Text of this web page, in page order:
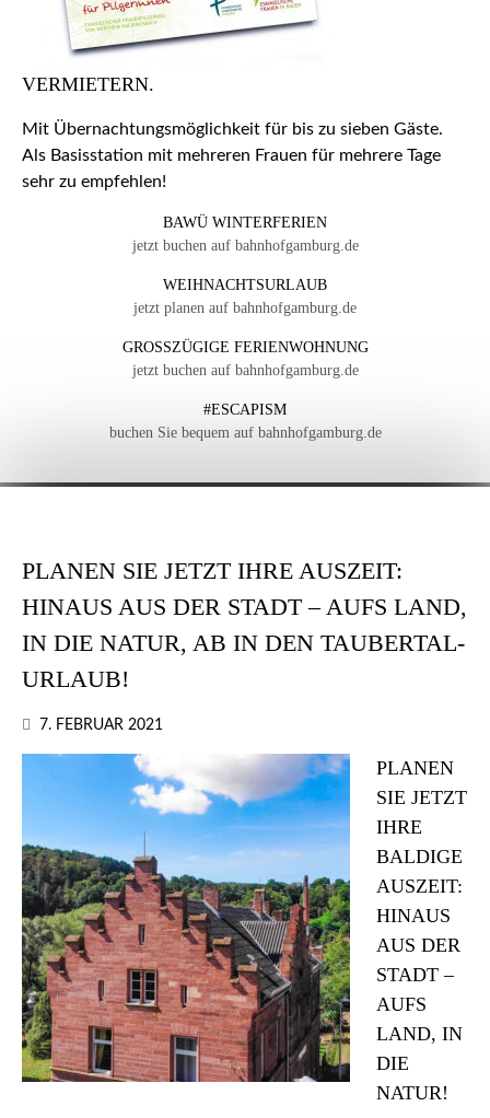
VERMIETERN.
Mit Übernachtungsmöglichkeit für bis zu sieben Gäste.
Als Basisstation mit mehreren Frauen für mehrere Tage
sehr zu empfehlen!
BAWÜ WINTERFERIEN
jetzt buchen auf bahnhofgamburg.de
WEIHNACHTSURLAUB
jetzt planen auf bahnhofgamburg.de
GROSSZÜGIGE FERIENWOHNUNG
jetzt buchen auf bahnhofgamburg.de
#ESCAPISM
buchen Sie bequem auf bahnhofgamburg.de
PLANEN SIE JETZT IHRE AUSZEIT:
HINAUS AUS DER STADT – AUFS LAND,
IN DIE NATUR, AB IN DEN TAUBERTAL-
URLAUB!
7. FEBRUAR 2021
PLANEN
SIE JETZT
IHRE
BALDIGE
AUSZEIT:
HINAUS
AUS DER
STADT –
AUFS
LAND, IN
DIE
NATUR!